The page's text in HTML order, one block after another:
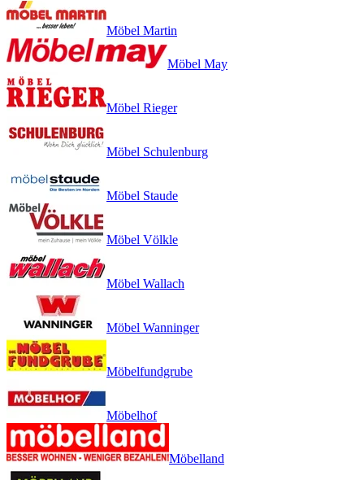
Möbel Martin
Möbel May
Möbel Rieger
Möbel Schulenburg
Möbel Staude
Möbel Völkle
Möbel Wallach
Möbel Wanninger
Möbelfundgrube
Möbelhof
Möbelland